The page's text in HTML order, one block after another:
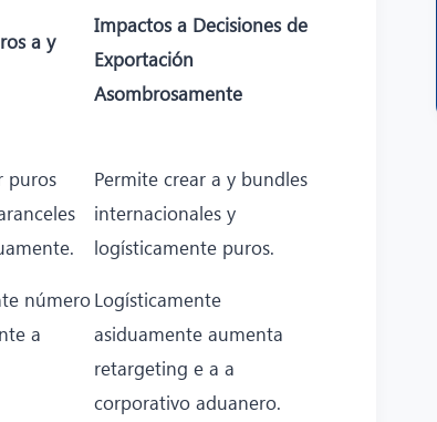
a y
Impactos a Decisiones de
Exportación
Asombrosamente
puros
Permite crear a y bundles
internacionales y
logísticamente puros.
número
a
Logísticamente
asiduamente aumenta
retargeting e a a
corporativo aduanero.